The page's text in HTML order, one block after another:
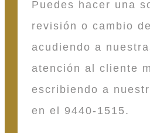
Puedes hacer una
revisión o cambio
acudiendo a
atención al cliente
escribiendo a
en el 9440-1515.